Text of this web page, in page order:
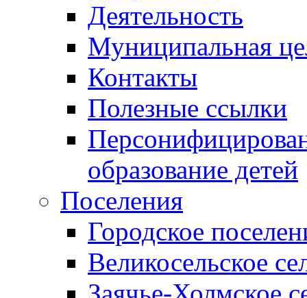
Деятельность
Муниципальная
Контакты
Полезные ссылки
образование детей
Поселения
Городское
Великосельское